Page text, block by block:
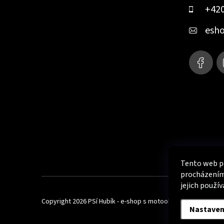
Tento web
jejich
Copyright 2026PSí Hubík - e-shop s motooblečením.